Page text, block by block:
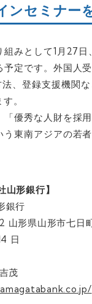
ンセミナー
みとして1月27
予定です。外国人
、登録支援機関
。
「優秀な人財を採
う東南アジアの若
山形銀行】
銀行
山形県山形市七日
日
茂